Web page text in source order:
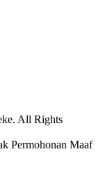
All Rights
Permohonan Maaf